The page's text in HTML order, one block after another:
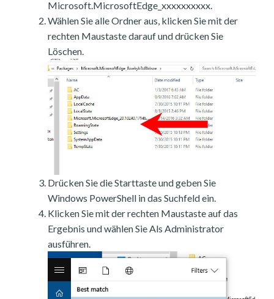
Microsoft.MicrosoftEdge_xxxxxxxxxx.
Wählen Sie alle Ordner aus, klicken Sie mit der
rechten Maustaste darauf und drücken Sie
Löschen.
Drücken Sie die Starttaste und geben Sie
Windows PowerShell in das Suchfeld ein.
Klicken Sie mit der rechten Maustaste auf das
Ergebnis und wählen Sie Als Administrator
ausführen.